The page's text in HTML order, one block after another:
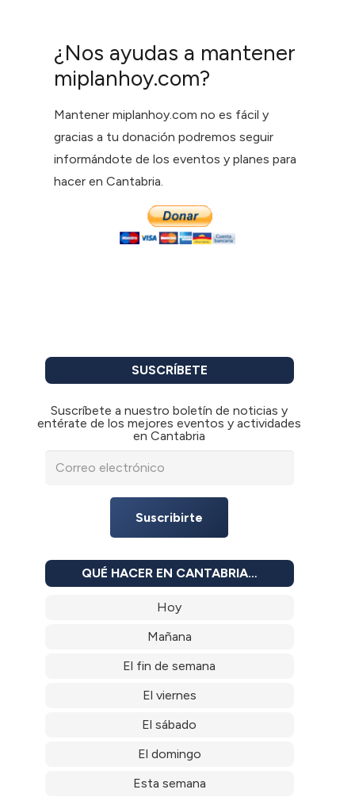
¿Nos ayudas a mantener
miplanhoy.com?
Mantener miplanhoy.com no es fácil y
gracias a tu donación podremos seguir
informándote de los eventos y planes para
hacer en Cantabria.
SUSCRÍBETE
Suscríbete a nuestro boletín de noticias y
entérate de los mejores eventos y actividades
en Cantabria
Suscribirte
QUÉ HACER EN CANTABRIA…
Hoy
Mañana
El fin de semana
El viernes
El sábado
El domingo
Esta semana